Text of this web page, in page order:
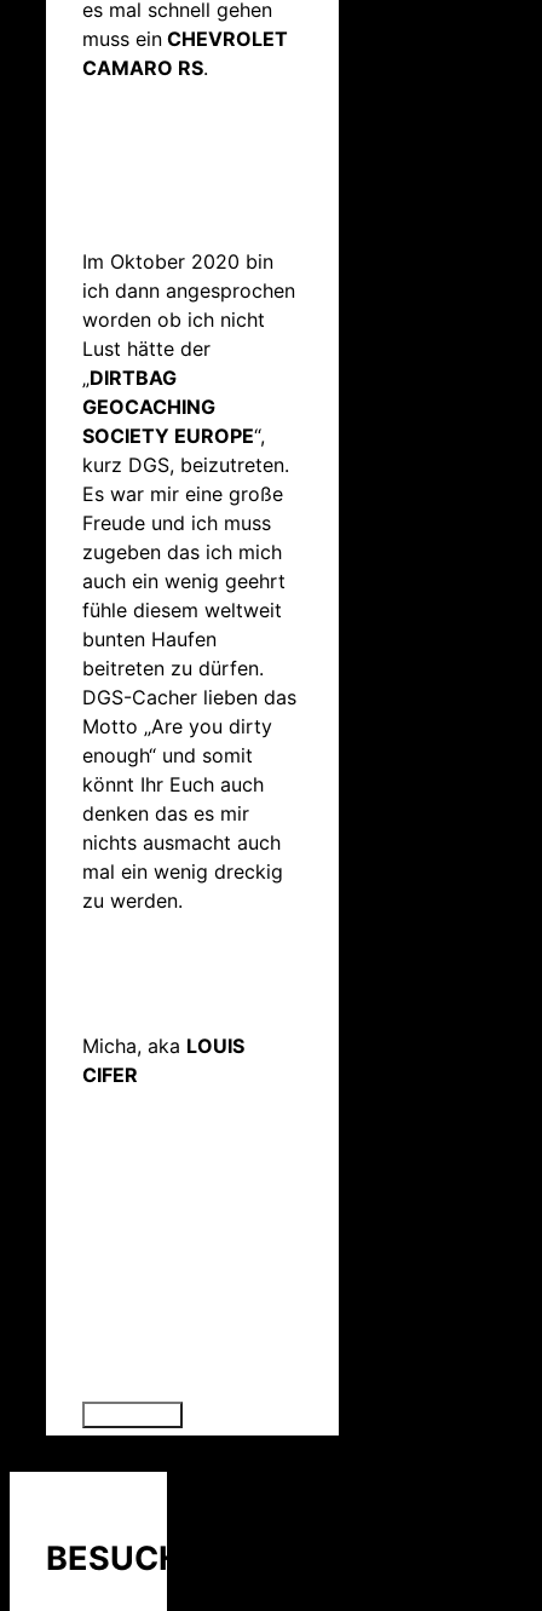
es mal schnell gehen
muss ein CHEVROLET
CAMARO RS.
Im Oktober 2020 bin
ich dann angesprochen
worden ob ich nicht
Lust hätte der
„DIRTBAG
GEOCACHING
SOCIETY EUROPE“,
kurz DGS, beizutreten.
Es war mir eine große
Freude und ich muss
zugeben das ich mich
auch ein wenig geehrt
fühle diesem weltweit
bunten Haufen
beitreten zu dürfen.
DGS-Cacher lieben das
Motto „Are you dirty
enough“ und somit
könnt Ihr Euch auch
denken das es mir
nichts ausmacht auch
mal ein wenig dreckig
zu werden.
Micha, aka LOUIS
CIFER
BESUCHER